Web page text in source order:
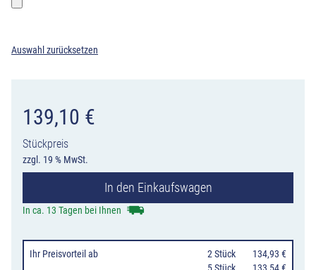
Auswahl zurücksetzen
139,10 €
Stückpreis
zzgl. 19 % MwSt.
In den Einkaufswagen
In ca. 13 Tagen bei Ihnen
Ihr Preisvorteil ab 2 Stück
134,93 €
5 Stück
133,54 €